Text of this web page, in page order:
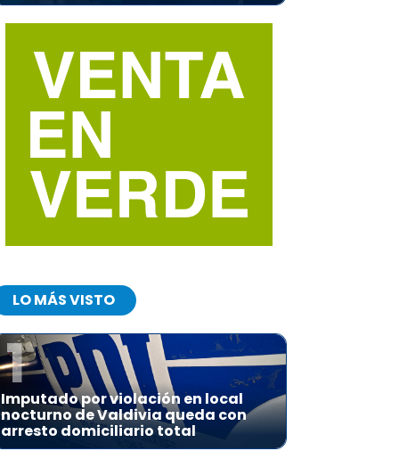
LO MÁS VISTO
1
Imputado por violación en local
nocturno de Valdivia queda con
arresto domiciliario total